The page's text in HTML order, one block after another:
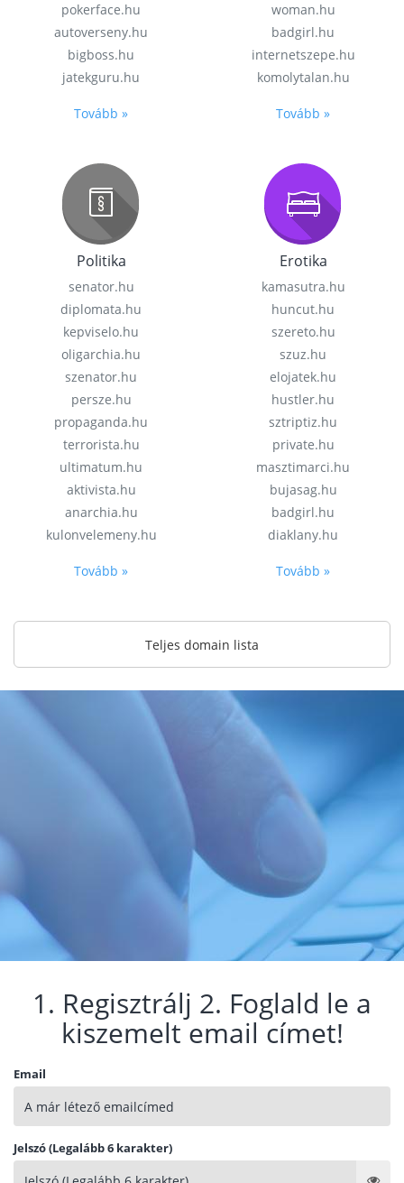
pokerface.hu
autoverseny.hu
bigboss.hu
jatekguru.hu
Tovább »
woman.hu
badgirl.hu
internetszepe.hu
komolytalan.hu
Tovább »
Politika
senator.hu
diplomata.hu
kepviselo.hu
oligarchia.hu
szenator.hu
persze.hu
propaganda.hu
terrorista.hu
ultimatum.hu
aktivista.hu
anarchia.hu
kulonvelemeny.hu
Tovább »
Erotika
kamasutra.hu
huncut.hu
szereto.hu
szuz.hu
elojatek.hu
hustler.hu
sztriptiz.hu
private.hu
masztimarci.hu
bujasag.hu
badgirl.hu
diaklany.hu
Tovább »
Teljes domain lista
1. Regisztrálj 2. Foglald le a
kiszemelt email címet!
Email
Jelszó (Legalább 6 karakter)